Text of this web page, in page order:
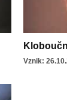
Vznik: